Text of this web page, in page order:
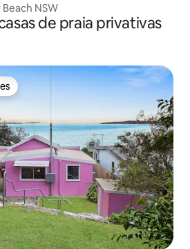
NSW
de praia privativas